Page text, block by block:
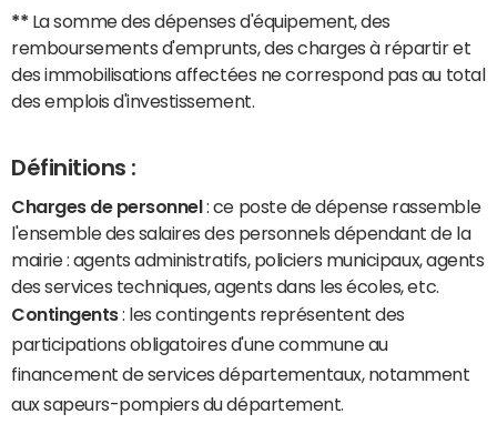
** La somme des dépenses d'équipement, des
remboursements d'emprunts, des charges à répartir et
des immobilisations affectées ne correspond pas au total
des emplois d'investissement.
Définitions :
Charges de personnel : ce poste de dépense rassemble
l'ensemble des salaires des personnels dépendant de la
mairie : agents administratifs, policiers municipaux, agents
des services techniques, agents dans les écoles, etc.
Contingents: les contingents représentent des
participations obligatoires d'une commune au
financement de services départementaux, notamment
aux sapeurs-pompiers du département.